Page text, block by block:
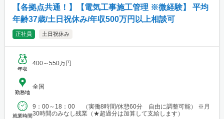
【各拠点共通！】【電気工事施工管理 ※微経験】 平均
年齢37歳/土日祝休み/年収500万円以上相談可
正社員 土日祝休み
年収
400～550万円
勤務地
全国
就業時間
9：00～18：00 （実働8時間/休憩60分 自由に調整可能） ※月
30時間のみなし残業（★超過分は加算して支給します）